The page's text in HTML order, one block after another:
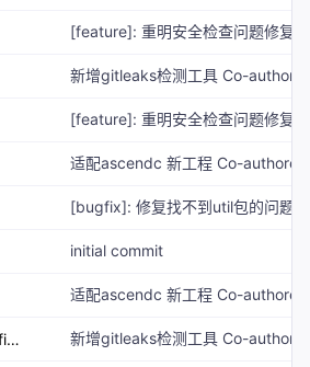
initial commit
.pre-commit-config.yaml